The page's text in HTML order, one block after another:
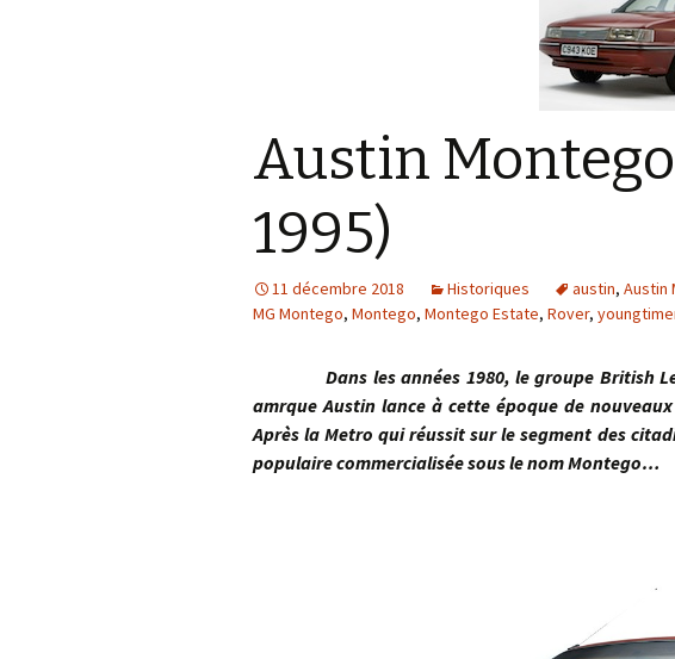
Austin
1995)
11 décembre 2018 Historiques austin, Austin
MG Montego, Montego, Montego Estate, Rover,
Dans les années 1980, le groupe British
amrque Austin lance à cette époque de
Après la Metro qui réussit sur le segment des
populaire commercialisée sous le nom Montego…